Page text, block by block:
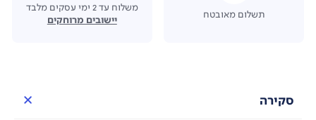
תשלום מאובטח
משלוח עד 2 ימי עסקים מלבד
יישובים מרוחקים
סקירה